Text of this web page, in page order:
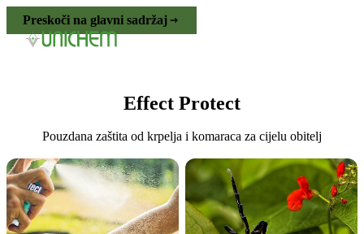
Preskoči na glavni sadržaj
Effect Protect
Pouzdana zaštita od krpelja i komaraca za cijelu obitelj